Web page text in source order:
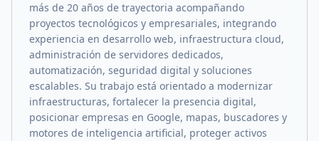
más de 20 años de trayectoria acompañando
proyectos tecnológicos y empresariales, integrando
experiencia en desarrollo web, infraestructura cloud,
administración de servidores dedicados,
automatización, seguridad digital y soluciones
escalables. Su trabajo está orientado a modernizar
infraestructuras, fortalecer la presencia digital,
posicionar empresas en Google, mapas, buscadores y
motores de inteligencia artificial, proteger activos